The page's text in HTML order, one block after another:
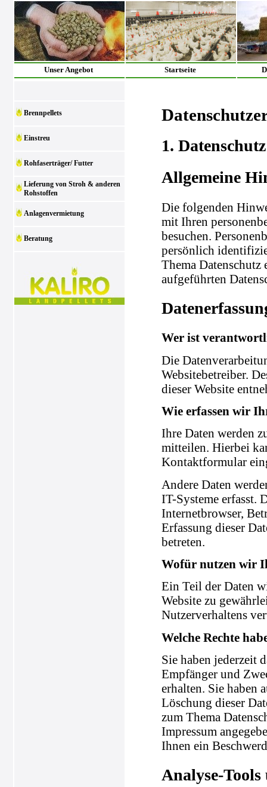
Unser Angebot Startseite
Brennpellets
Einstreu
Rohfaserträger/ Futter
Lieferung von Stroh & anderen
Rohstoffen
Anlagenvermietung
Beratung
1.
Allgemeine
Die folgenden
mit Ihren
besuchen.
persönlich
Thema Datenschutz
aufgeführten
Wer ist
Die
Websitebetreiber.
dieser Website
Wie erfassen wir
Ihre Daten werden
mitteilen. Hierbei
Kontaktformular
Andere Daten
IT-Systeme erfasst.
Internetbrowser,
Erfassung dieser
betreten.
Wofür nutzen wir
Ein Teil der Daten
Website zu
Nutzerverhaltens
Welche Rechte
Sie haben jederzeit
Empfänger und
erhalten. Sie haben
Löschung dieser
zum Thema
Impressum
Ihnen ein
Analyse-